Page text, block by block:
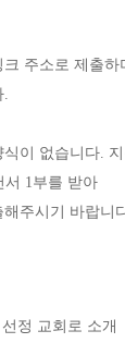
주소로 제출하
식이 없습니다
서 1 부를 받아
주시기 바랍니
정 교회로 소개